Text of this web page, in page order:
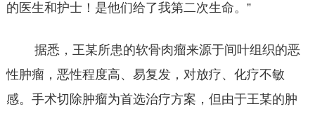
的医生和护士！是他们给了我第二次生命。”
据悉，王某所患的软骨肉瘤来源于间叶组织的恶
性肿瘤，恶性程度高、易复发，对放疗、化疗不敏
感。手术切除肿瘤为首选治疗方案，但由于王某的肿